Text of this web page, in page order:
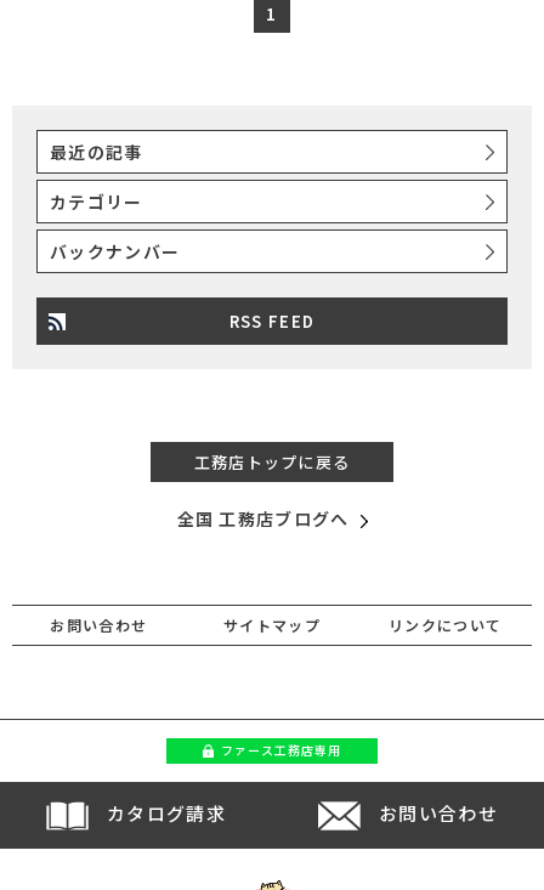
1
最近の記事
カテゴリー
バックナンバー
RSS FEED
工務店トップに戻る
全国 工務店ブログへ
お問い合わせ サイトマップ リンクについて
ファース工務店専用
カタログ請求 お問い合わせ